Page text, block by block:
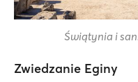
Świątynia i
Zwiedzanie Eginy